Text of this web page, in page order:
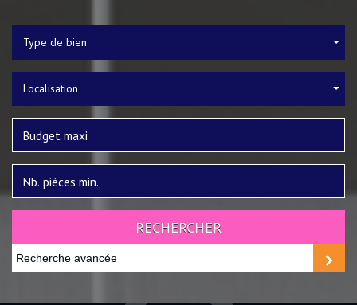
Type de bien
Localisation
RECHERCHER
Recherche avancée